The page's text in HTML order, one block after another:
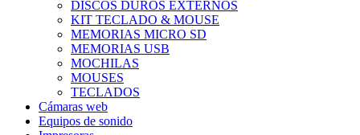
DISCOS DUROS EXTERNOS
KIT TECLADO & MOUSE
MEMORIAS MICRO SD
MEMORIAS USB
MOCHILAS
MOUSES
TECLADOS
Cámaras web
Equipos de sonido